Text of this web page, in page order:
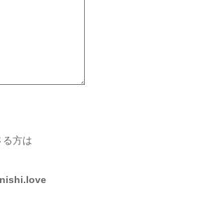
る方は